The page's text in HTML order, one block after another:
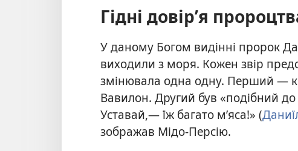
Гідні довір’я
У даному Богом видінні пророк
виходили з моря. Кожен звір
змінювала одна одну. Перший —
Вавилон. Другий був «подібний
Уставай,— їж багато м’яса!» (
зображав Мідо-Персію.